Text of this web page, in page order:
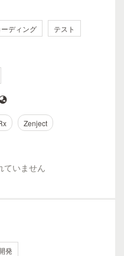
ーディング テスト
Zenject
ていません
発